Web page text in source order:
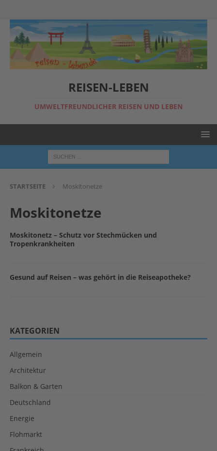
REISEN-LEBEN
UMWELTFREUNDLICHER REISEN UND LEBEN
STARTSEITE Moskitonetze
Moskitonetze
Moskitonetz – Schutz vor Stechmücken und
Tropenkrankheiten
Gesund auf Reisen – was gehört in die Reiseapotheke?
KATEGORIEN
Allgemein
Architektur
Balkon & Garten
Deutschland
Energie
Flohmarkt